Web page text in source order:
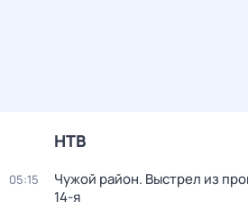
НТВ
05:15 Чужой район. Выстрел из
14-я